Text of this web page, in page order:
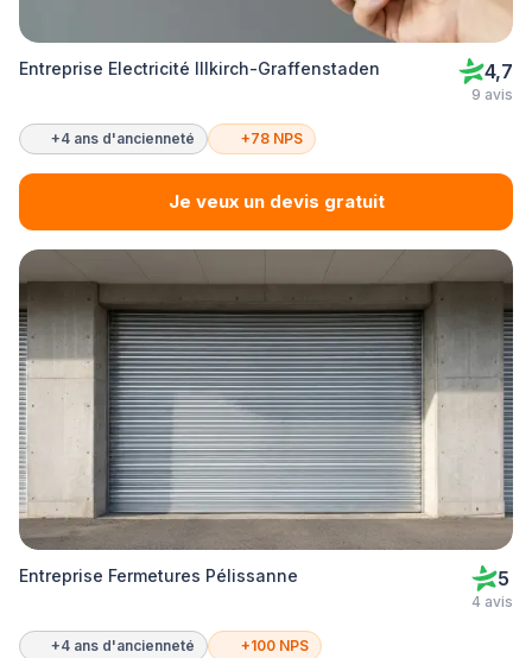
Entreprise Electricité Illkirch-Graffenstaden 4,7
9 avis
+4 ans d'ancienneté +78 NPS
Je veux un devis gratuit
Entreprise Fermetures Pélissanne 5
4 avis
+4 ans d'ancienneté +100 NPS